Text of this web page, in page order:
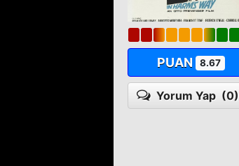
PUAN 8.67
Yorum Yap (0)